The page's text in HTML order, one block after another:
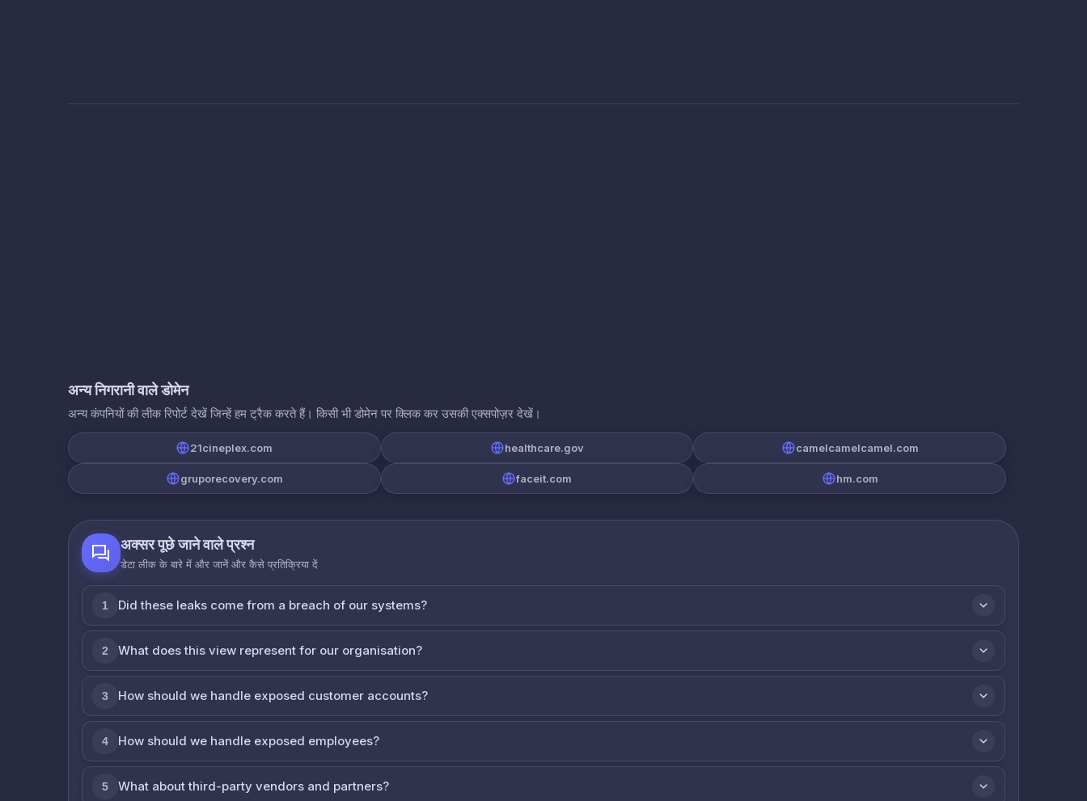
अन्य निगरानी वाले डोमेन
अन्य कंपनियों की लीक रिपोर्ट देखें जिन्हें हम ट्रैक करते हैं। किसी भी डोमेन पर क्लिक कर उसकी एक्सपोज़र देखें।
21cineplex.com healthcare.gov camelcamelcamel.com
gruporecovery.com faceit.com hm.com
अक्सर पूछे जाने वाले प्रश्न
डेटा लीक के बारे में और जानें और कैसे प्रतिक्रिया दें
1 Did these leaks come from a breach of our systems?
2 What does this view represent for our organisation?
3 How should we handle exposed customer accounts?
4 How should we handle exposed employees?
5 What about third-party vendors and partners?